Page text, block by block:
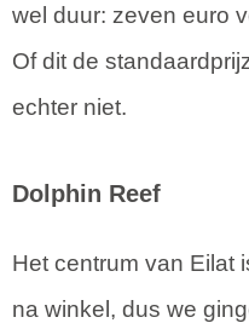
wel duur: zeven euro
Of dit de
echter niet.
Dolphin Reef
Het centrum van Eilat
na winkel, dus we